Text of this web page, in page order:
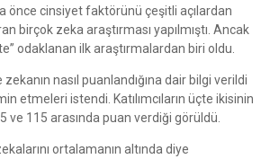
önce cinsiyet faktörünü çeşitli açılardan
birçok zeka araştırması yapılmıştı. Ancak
odaklanan ilk araştırmalardan biri oldu.
zekanın nasıl puanlandığına dair bilgi verildi
etmeleri istendi. Katılımcıların üçte ikisinin
ve 115 arasında puan verdiği görüldü.
ortalamanın altında diye